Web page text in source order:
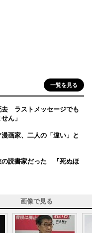
一覧を見る
去 ラストメッセージでも
ん」
画家、二人の「違い」と
の読書家だった 『死ぬほ
画像で見る